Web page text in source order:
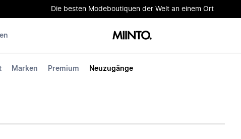
Die besten Modeboutiquen der Welt an einem Ort
Marken Premium Neuzugänge